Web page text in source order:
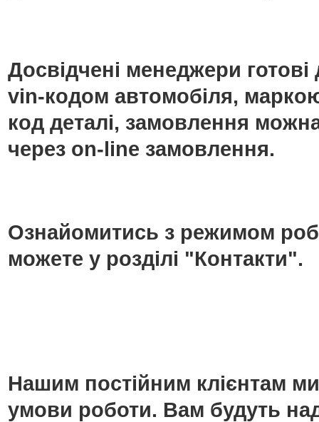
Досвідчені менеджери
vin-кодом автомобіля,
код деталі, замовлення
через on-line замовлення.
Ознайомитись з режимом
можете у розділі "Контакти".
Нашим постійним клієнтам
умови роботи. Вам будуть